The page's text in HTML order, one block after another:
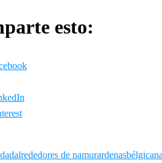
esto:
alrededores de namurardenasbélgica